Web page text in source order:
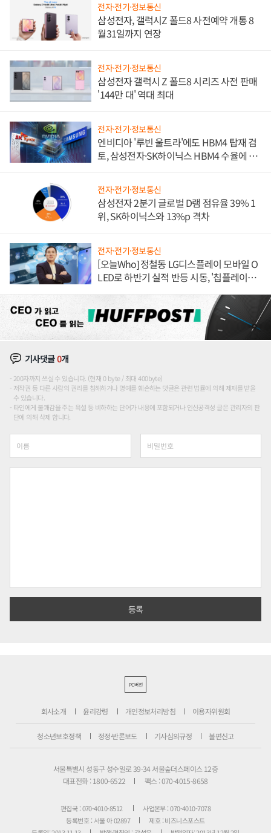
전자·전기·정보통신
삼성전자, 갤럭시Z 폴드8 사전예약 개통 8
월31일까지 연장
전자·전기·정보통신
삼성전자 갤럭시 Z 폴드8 시리즈 사전 판매
'144만 대' 역대 최대
전자·전기·정보통신
엔비디아 '루빈 울트라'에도 HBM4 탑재 검
토, 삼성전자·SK하이닉스 HBM4 수율에 주
전자·전기·정보통신
삼성전자 2분기 글로벌 D램 점유율 39% 1
위, SK하이닉스와 13%p 격차
전자·전기·정보통신
[오늘Who] 정철동 LG디스플레이 모바일 O
LED로 하반기 실적 반등 시동, '칩플레이
기사댓글0개
200자까지 쓰실 수 있습니다. (현재 0 byte / 최대 400byte)
저작권 등 다른 사람의 권리를 침해하거나 명예를 훼손하는 댓글은 관련 법률에 의해 제재를 받을
수 있습니다.
타인에게 불쾌감을 주는 욕설 등 비하하는 단어가 내용에 포함되거나 인신공격성 글은 관리자의 판
단에 의해 삭제 합니다.
PC버전
회사소개 윤리강령 개인정보처리방침 이용자위원회
청소년보호정책 정정·반론보도 기사심의규정 불편신고
서울특별시 성동구 성수일로 39-34 서울숲더스페이스 12층
대표전화 : 1800-6522
팩스 : 070-4015-8658
편집국 : 070-4010-8512
사업본부 : 070-4010-7078
등록번호 : 서울 아 02897
제호 : 비즈니스포스트